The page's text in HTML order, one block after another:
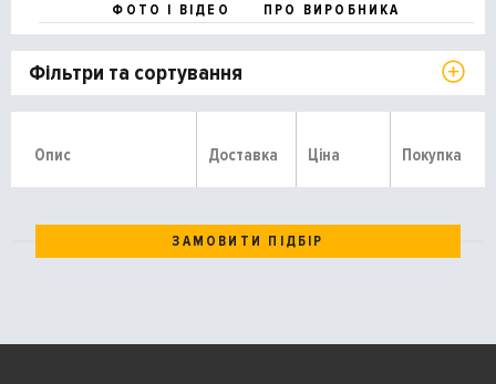
ФОТО І ВІДЕО
ПРО ВИРОБНИКА
Фільтри та сортування
Опис Доставка Ціна Покупка
ЗАМОВИТИ ПІДБІР